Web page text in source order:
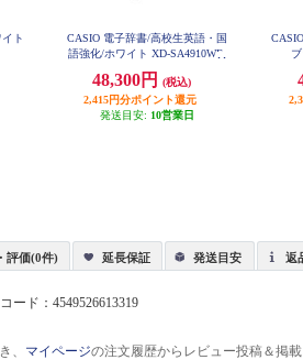
ト
CASIO 電子辞書/高校生英語・国
語強化/ホワイト XD-SA4910WE
48,300円
(税込)
2,415円分ポイント還元
発送目安: 10営業日
評価(0件) 延長保証 発送目安 返
ード：4549526613319
、 マイページの注文履歴からレビュー投稿＆掲載